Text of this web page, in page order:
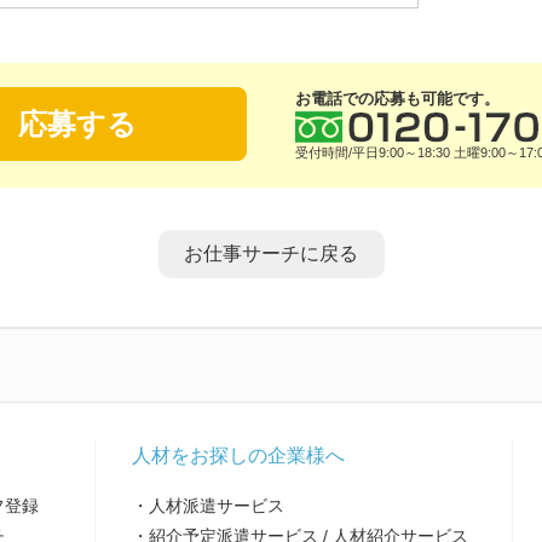
応募する
お電話での応募も可能です。
受付時間/平日9:00～18:30 土曜9:00～
お仕事サーチに戻る
登録
人材をお探しの企業様へ
・人材派遣サービス
・紹介予定派遣サービス / 人材紹介サービス